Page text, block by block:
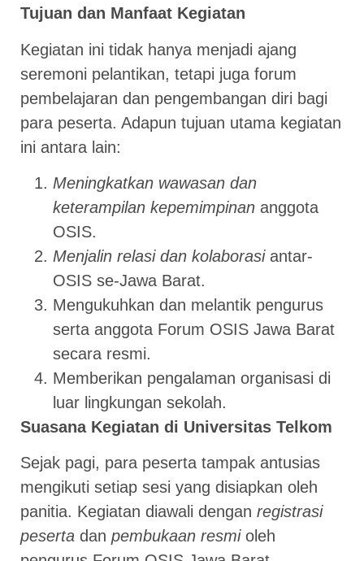
Tujuan dan Manfaat Kegiatan
Kegiatan ini tidak hanya menjadi ajang
seremoni pelantikan, tetapi juga forum
pembelajaran dan pengembangan diri bagi
para peserta. Adapun tujuan utama kegiatan
ini antara lain:
Meningkatkan wawasan dan
keterampilan kepemimpinan anggota
OSIS.
Menjalin relasi dan kolaborasiantar-
OSIS se-Jawa Barat.
Mengukuhkan dan melantik pengurus
serta anggota Forum OSIS Jawa Barat
secara resmi.
Memberikan pengalaman organisasi di
luar lingkungan sekolah.
Suasana Kegiatan di Universitas Telkom
Sejak pagi, para peserta tampak antusias
mengikuti setiap sesi yang disiapkan oleh
panitia. Kegiatan diawali dengan registrasi
peserta dan pembukaan resmioleh